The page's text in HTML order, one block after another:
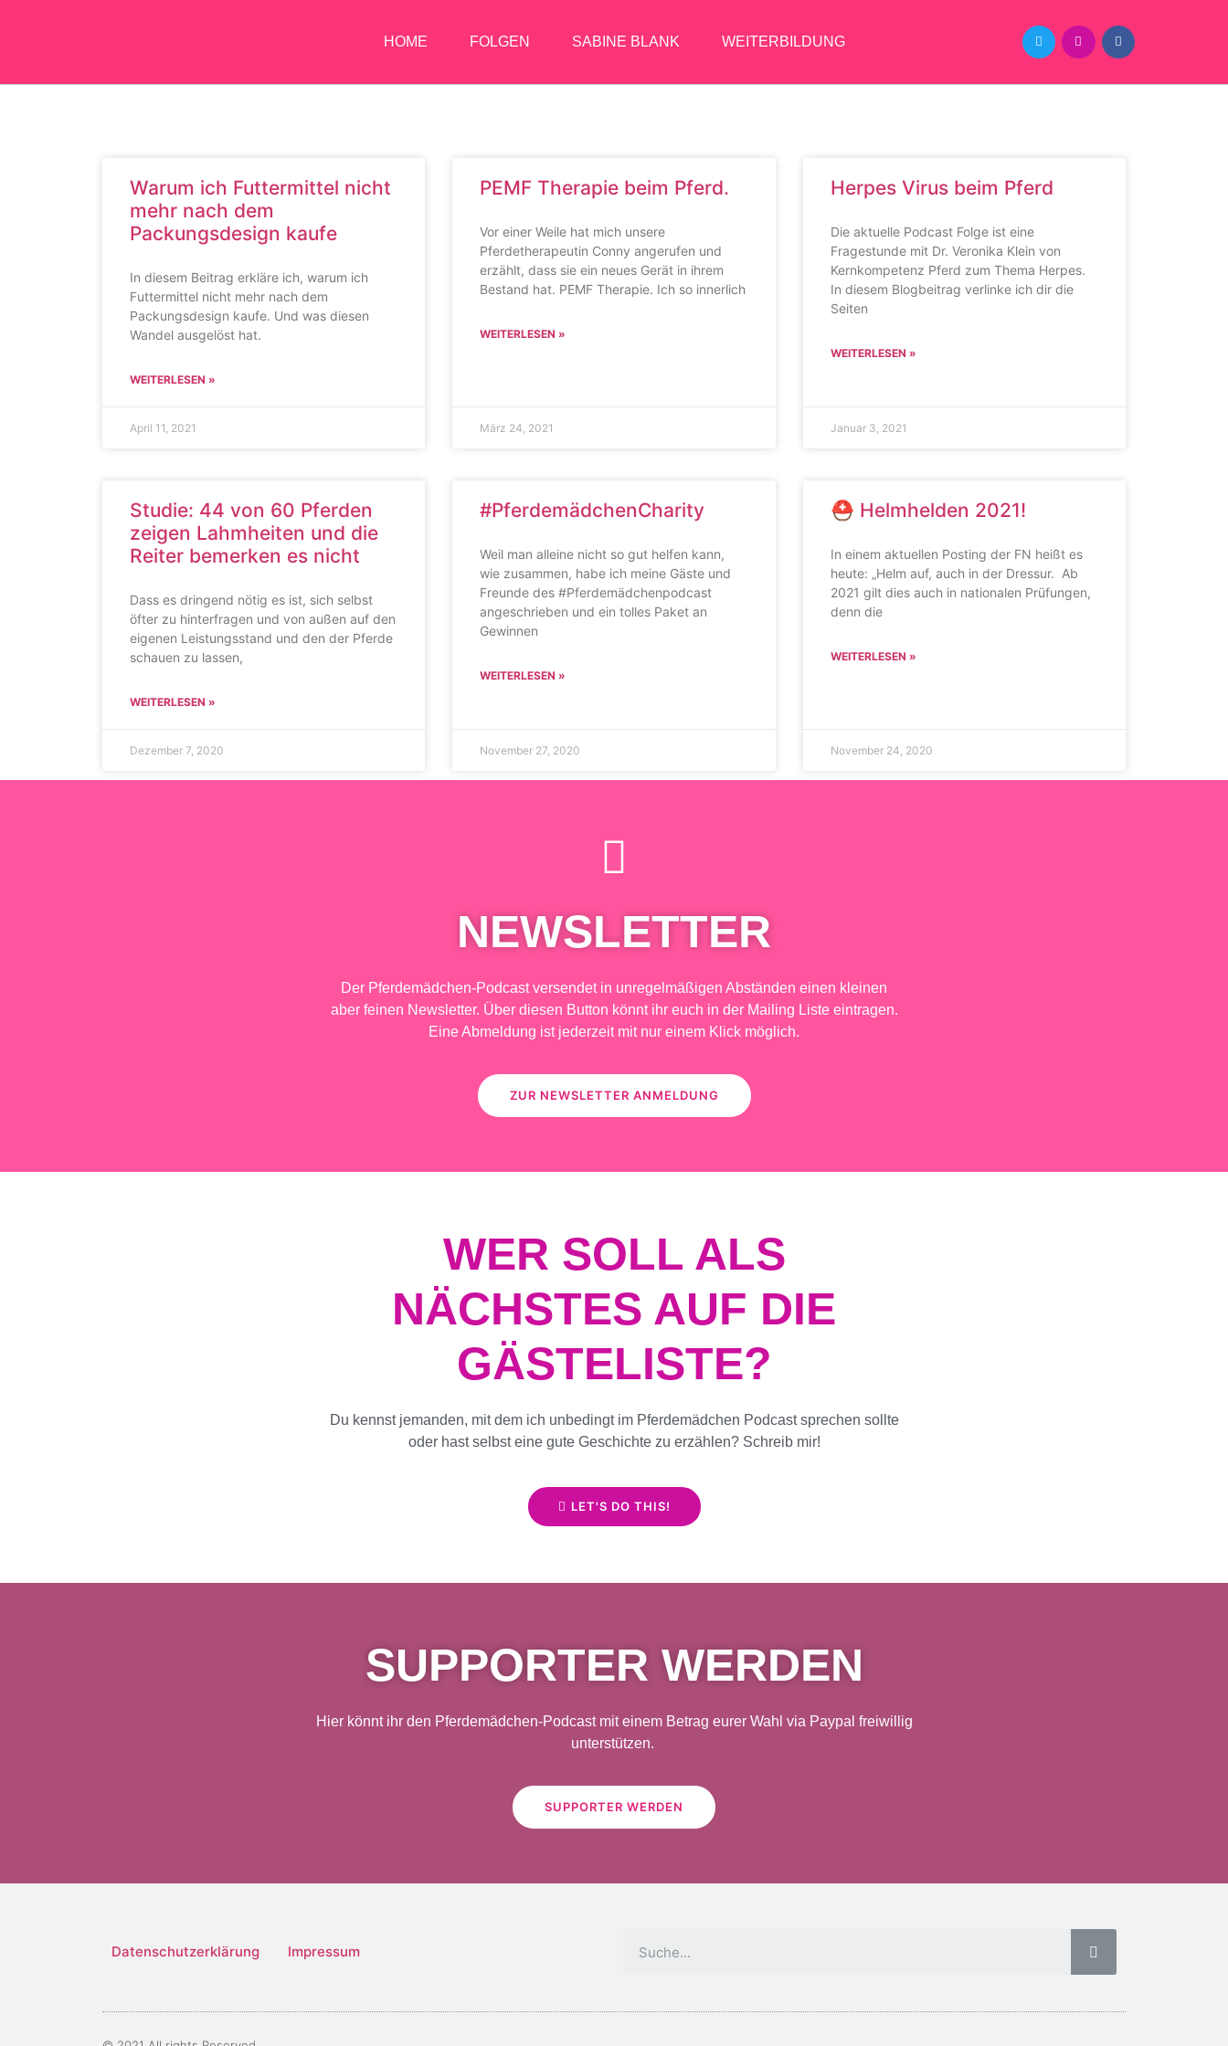
HOME FOLGEN SABINE BLANK WEITERBILDUNG
Warum ich Futtermittel nicht
mehr nach dem
Packungsdesign kaufe
In diesem Beitrag erkläre ich, warum ich
Futtermittel nicht mehr nach dem
Packungsdesign kaufe. Und was diesen
Wandel ausgelöst hat.
WEITERLESEN »
April 11, 2021
PEMF Therapie beim Pferd.
Vor einer Weile hat mich unsere
Pferdetherapeutin Conny angerufen und
erzählt, dass sie ein neues Gerät in ihrem
Bestand hat. PEMF Therapie. Ich so innerlich
WEITERLESEN »
März 24, 2021
Herpes Virus beim Pferd
Die aktuelle Podcast Folge ist eine
Fragestunde mit Dr. Veronika Klein von
Kernkompetenz Pferd zum Thema Herpes.
In diesem Blogbeitrag verlinke ich dir die
Seiten
WEITERLESEN »
Januar 3, 2021
Studie: 44 von 60 Pferden
zeigen Lahmheiten und die
Reiter bemerken es nicht
Dass es dringend nötig es ist, sich selbst
öfter zu hinterfragen und von außen auf den
eigenen Leistungsstand und den der Pferde
schauen zu lassen,
WEITERLESEN »
Dezember 7, 2020
#PferdemädchenCharity
Weil man alleine nicht so gut helfen kann,
wie zusammen, habe ich meine Gäste und
Freunde des #Pferdemädchenpodcast
angeschrieben und ein tolles Paket an
Gewinnen
WEITERLESEN »
November 27, 2020
⛑ Helmhelden 2021!
In einem aktuellen Posting der FN heißt es
heute: „Helm auf, auch in der Dressur. Ab
2021 gilt dies auch in nationalen Prüfungen,
denn die
WEITERLESEN »
November 24, 2020
NEWSLETTER
Der Pferdemädchen-Podcast versendet in unregelmäßigen Abständen einen kleinen
aber feinen Newsletter. Über diesen Button könnt ihr euch in der Mailing Liste eintragen.
Eine Abmeldung ist jederzeit mit nur einem Klick möglich.
ZUR NEWSLETTER ANMELDUNG
WER SOLL ALS
NÄCHSTES AUF DIE
GÄSTELISTE?
Du kennst jemanden, mit dem ich unbedingt im Pferdemädchen Podcast sprechen sollte
oder hast selbst eine gute Geschichte zu erzählen? Schreib mir!
LET'S DO THIS!
SUPPORTER WERDEN
Hier könnt ihr den Pferdemädchen-Podcast mit einem Betrag eurer Wahl via Paypal freiwillig
unterstützen.
SUPPORTER WERDEN
Datenschutzerklärung Impressum